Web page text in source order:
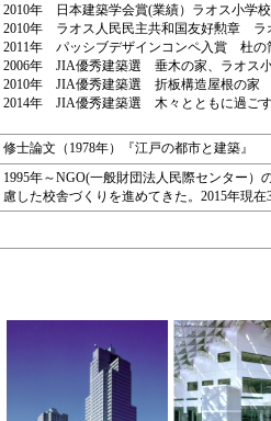
2010年 日本建築学会賞(業績）ラオス小学
2010年 ラオス人民民主共和国友好勲章 ラ
2011年 パッシブデザインコンペ入賞 杜の
2006年 JIA優秀建築選 垂木の家、ラオス
2010年 JIA優秀建築選 折板構造屋根の家
2014年 JIA優秀建築選 木々とともに過ご
修士論文（1978年）『江戸の都市と建築』
1995年～NGO(一般財団法人民際センター
慮した校舎づくりを進めてきた。2015年現